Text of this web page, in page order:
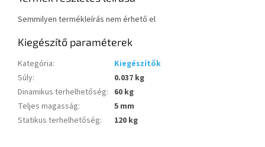
Semmilyen termékleírás nem érhető el
Kiegészítő paraméterek
Kategória:
Kiegészítők
Súly:
0.037 kg
Dinamikus terhelhetőség: 60 kg
Teljes magasság:
5 mm
Statikus terhelhetőség: 120 kg